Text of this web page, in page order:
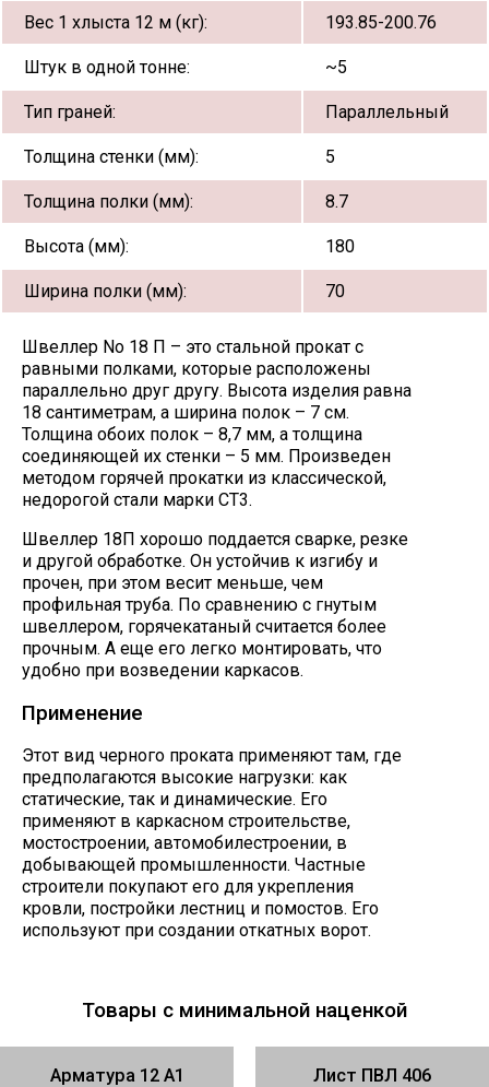
Вес 1 хлыста 12 м (кг): 193.85-200.76
Штук в одной тонне: ~5
Тип граней: Параллельный
Толщина стенки (мм): 5
Толщина полки (мм): 8.7
Высота (мм): 180
Ширина полки (мм): 70
Швеллер No 18 П – это стальной прокат с
равными полками, которые расположены
параллельно друг другу. Высота изделия равна
18 сантиметрам, а ширина полок – 7 см.
Толщина обоих полок – 8,7 мм, а толщина
соединяющей их стенки – 5 мм. Произведен
методом горячей прокатки из классической,
недорогой стали марки СТ3.
Швеллер 18П хорошо поддается сварке, резке
и другой обработке. Он устойчив к изгибу и
прочен, при этом весит меньше, чем
профильная труба. По сравнению с гнутым
швеллером, горячекатаный считается более
прочным. А еще его легко монтировать, что
удобно при возведении каркасов.
Применение
Этот вид черного проката применяют там, где
предполагаются высокие нагрузки: как
статические, так и динамические. Его
применяют в каркасном строительстве,
мостостроении, автомобилестроении, в
добывающей промышленности. Частные
строители покупают его для укрепления
кровли, постройки лестниц и помостов. Его
используют при создании откатных ворот.
Товары с минимальной наценкой
Арматура 12 А1
Лист ПВЛ 406